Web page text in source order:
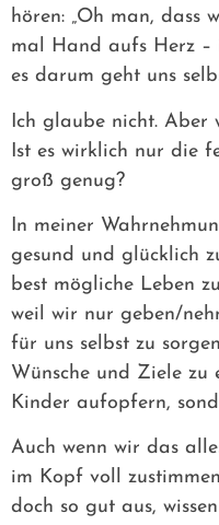
hören: „Oh man, dass
mal Hand aufs Herz –
es darum geht uns
Ich glaube nicht. Aber
Ist es wirklich nur die
groß genug?
In meiner
gesund und glücklich
best mögliche Leben
weil wir nur geben/
für uns selbst zu
Wünsche und Ziele zu
Kinder aufopfern,
Auch wenn wir das
im Kopf voll
doch so gut aus,